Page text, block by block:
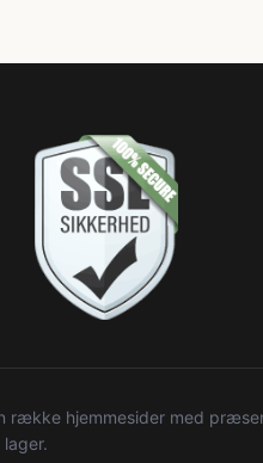
række hjemmesider med